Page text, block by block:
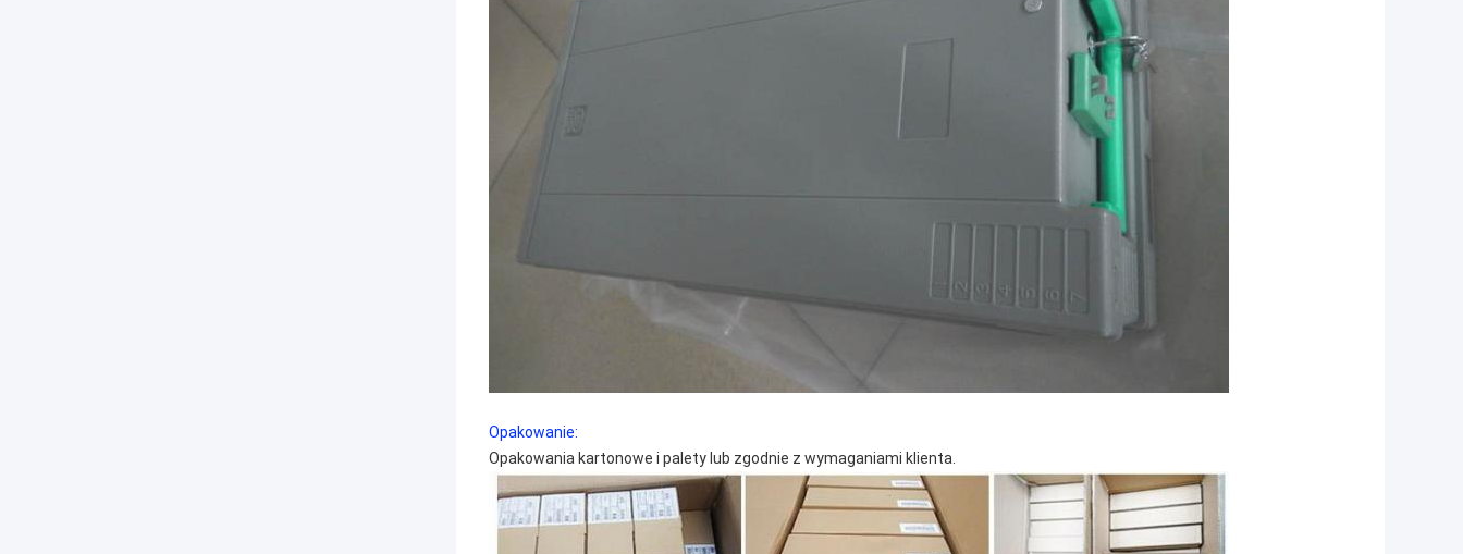
Opakowanie:
Opakowania kartonowe i palety lub zgodnie z wymaganiami klienta.